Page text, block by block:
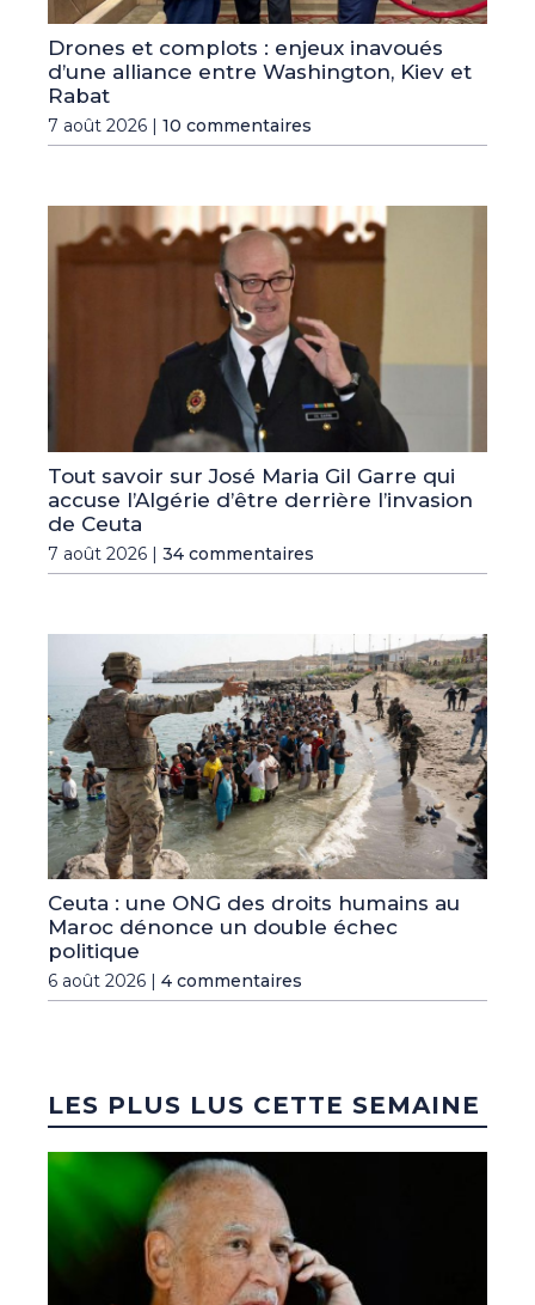
Drones et complots : enjeux inavoués
d’une alliance entre Washington, Kiev et
Rabat
7 août 2026 | 10 commentaires
Tout savoir sur José Maria Gil Garre qui
accuse l’Algérie d’être derrière l’invasion
de Ceuta
7 août 2026 | 34 commentaires
Ceuta : une ONG des droits humains au
Maroc dénonce un double échec
politique
6 août 2026 | 4 commentaires
LES PLUS LUS CETTE SEMAINE